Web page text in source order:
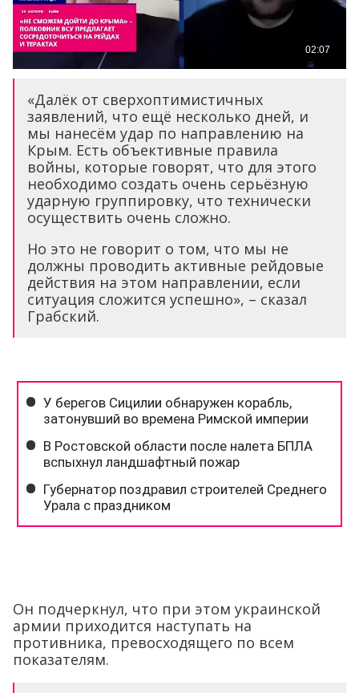
«Далёк от сверхоптимистичных
заявлений, что ещё несколько дней, и
мы нанесём удар по направлению на
Крым. Есть объективные правила
войны, которые говорят, что для этого
необходимо создать очень серьёзную
ударную группировку, что технически
осуществить очень сложно.
Но это не говорит о том, что мы не
должны проводить активные рейдовые
действия на этом направлении, если
ситуация сложится успешно», – сказал
Грабский.
Он подчеркнул, что при этом украинской
армии приходится наступать на
противника, превосходящего по всем
показателям.